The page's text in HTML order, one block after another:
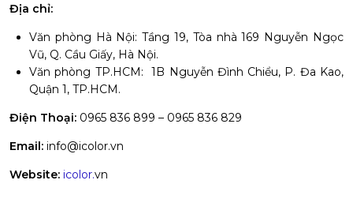
Địa chỉ:
Văn phòng Hà Nội: Tầng 19, Tòa nhà 169 Nguyễn Ngọc
Vũ, Q. Cầu Giấy, Hà Nội.
Văn phòng TP.HCM: 1B Nguyễn Đình Chiểu, P. Đa Kao,
Quận 1, TP.HCM.
Điện Thoại: 0965 836 899 – 0965 836 829
Email: info@icolor.vn
Website: icolor.vn